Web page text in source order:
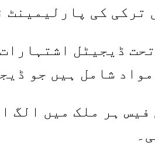
شامل ہیں جو
فیس ہر ملک میں